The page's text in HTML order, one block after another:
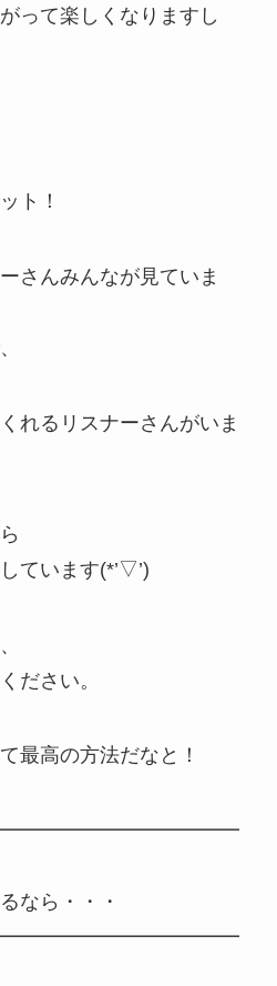
って楽しくなりますし
ト！
さんみんなが見ていま
れるリスナーさんがいま
ています(*’▽’)
ださい。
最高の方法だなと！
なら・・・